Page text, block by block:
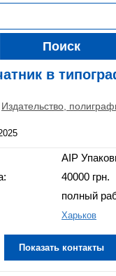
Поиск
в
Издательство,
АІР
40000 грн.
полный
Харьков
Показать контакты